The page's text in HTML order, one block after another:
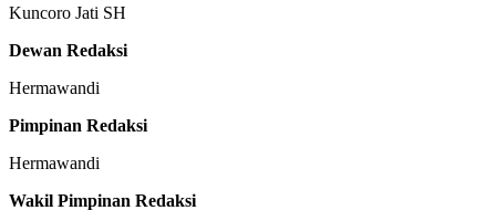
Kuncoro Jati SH
Dewan Redaksi
Hermawandi
Pimpinan Redaksi
Hermawandi
Wakil Pimpinan Redaksi